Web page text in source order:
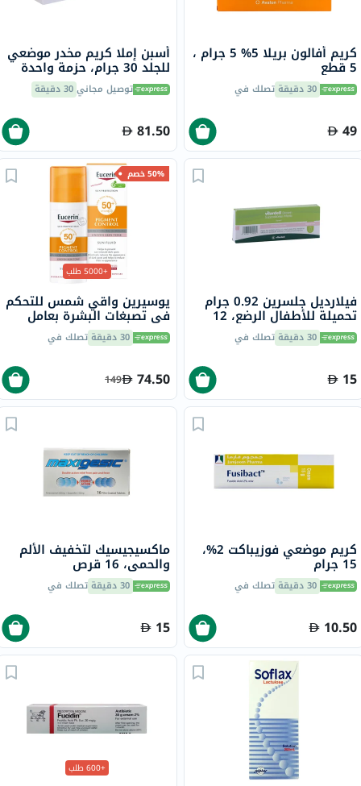
كريم أفالون بريلا 5% 5 جرام ،
5 قطع
30 دقيقة تصلك في
49
أسبن إملا كريم مخدر موضعي
للجلد 30 جرام، حزمة واحدة
توصيل مجاني30 دقيقة
81.50
فيلارديل جلسرين 0.92 جرام
تحميلة للأطفال الرضع، 12
30 دقيقة تصلك في
15
50% خصم
+5000 طلب
يوسيرين واقي شمس للتحكم
في تصبغات البشرة بعامل
حماية من الشمس 50+ سائل
حماية من أشعة الشمس
30 دقيقة تصلك في
74.50
149
كريم موضعي فوزيباكت 2%،
15 جرام
30 دقيقة تصلك في
10.50
ماكسيجيسيك لتخفيف الألم
والحمى، 16 قرص
30 دقيقة تصلك في
15
+600 طلب